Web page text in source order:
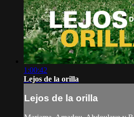
1:00:42
Lejos de la orilla
Lejos de la orilla